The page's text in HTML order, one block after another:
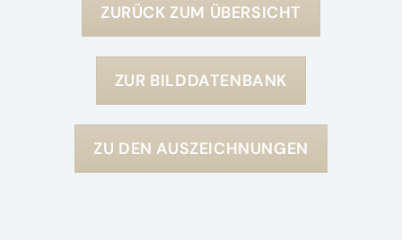
ZURÜCK ZUM ÜBERSICHT
ZUR BILDDATENBANK
ZU DEN AUSZEICHNUNGEN